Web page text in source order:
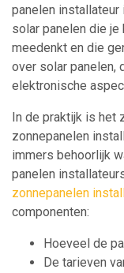
panelen installateur
solar panelen die
meedenkt en die
over solar panelen,
elektronische
In de praktijk is het
zonnepanelen
immers behoorlijk
panelen
zonnepanelen
componenten:
Hoeveel de
De tarieven